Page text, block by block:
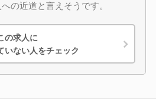
の近道と言えそうです。
の求人に
いない人をチェック